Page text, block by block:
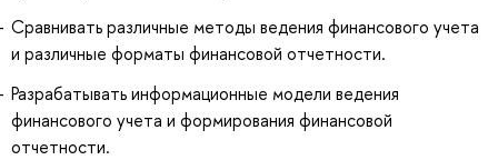
Сравнивать различные методы ведения финансового учета
и различные форматы финансовой отчетности.
Разрабатывать информационные модели ведения
финансового учета и формирования финансовой
отчетности.